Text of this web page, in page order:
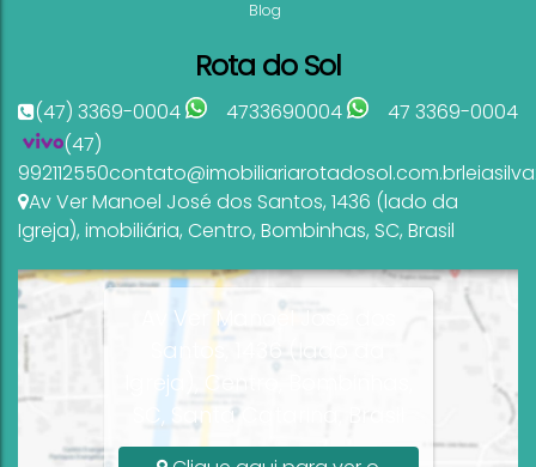
Blog
Rota do Sol
(47) 3369-0004 4733690004
47 3369-0004
(47)
992112550contato@imobiliariarotadosol.com.br
Av Ver Manoel José dos Santos, 1436 (lado da
Igreja), imobiliária, Centro, Bombinhas, SC, Brasil
Av Ver Manoel José dos
Santos, 1436 (lado da
Igreja), Centro, Bombinhas,
SC, Santa Catarina, Brasil